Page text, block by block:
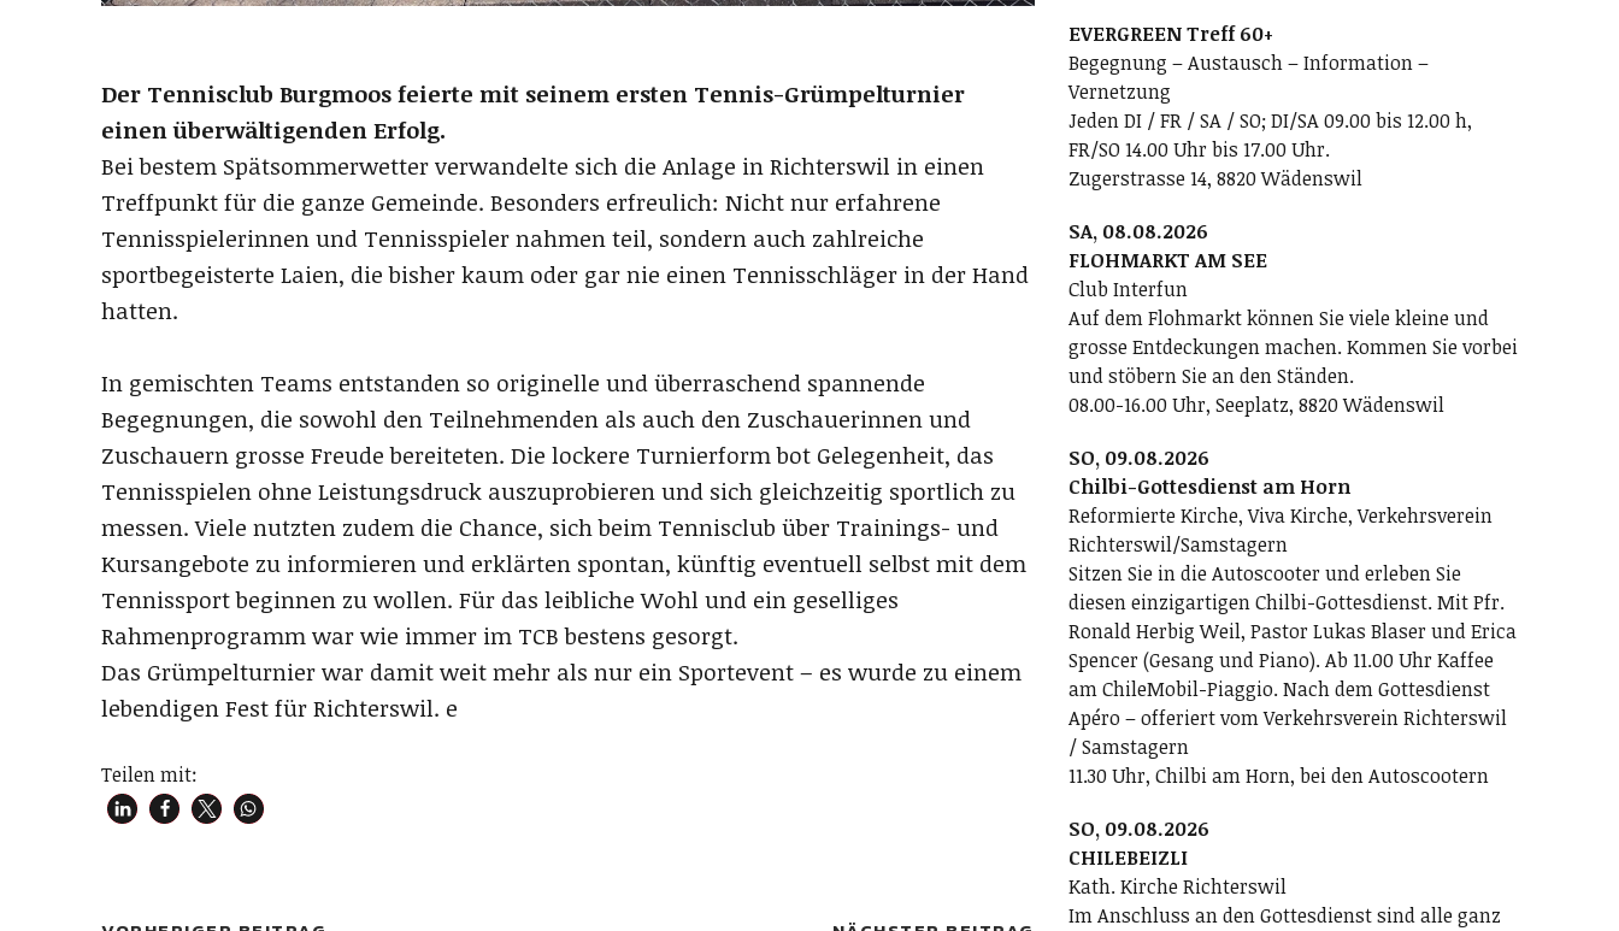
Der Tennisclub Burgmoos feierte mit seinem ersten Tennis-Grümpelturnier
einen überwältigenden Erfolg.
Bei bestem Spätsommerwetter verwandelte sich die Anlage in Richterswil in einen
Treffpunkt für die ganze Gemeinde. Besonders erfreulich: Nicht nur erfahrene
Tennisspielerinnen und Tennisspieler nahmen teil, sondern auch zahlreiche
sportbegeisterte Laien, die bisher kaum oder gar nie einen Tennisschläger in der Hand
hatten.
In gemischten Teams entstanden so originelle und überraschend spannende
Begegnungen, die sowohl den Teilnehmenden als auch den Zuschauerinnen und
Zuschauern grosse Freude bereiteten. Die lockere Turnierform bot Gelegenheit, das
Tennisspielen ohne Leistungsdruck auszuprobieren und sich gleichzeitig sportlich zu
messen. Viele nutzten zudem die Chance, sich beim Tennisclub über Trainings- und
Kursangebote zu informieren und erklärten spontan, künftig eventuell selbst mit dem
Tennissport beginnen zu wollen. Für das leibliche Wohl und ein geselliges
Rahmenprogramm war wie immer im TCB bestens gesorgt.
Das Grümpelturnier war damit weit mehr als nur ein Sportevent – es wurde zu einem
lebendigen Fest für Richterswil. e
Teilen mit:
EVERGREEN Treff 60+
Begegnung – Austausch – Information –
Vernetzung
Jeden DI / FR / SA / SO; DI/SA 09.00 bis 12.00 h,
FR/SO 14.00 Uhr bis 17.00 Uhr.
Zugerstrasse 14, 8820 Wädenswil
SA, 08.08.2026
FLOHMARKT AM SEE
Club Interfun
Auf dem Flohmarkt können Sie viele kleine und
grosse Entdeckungen machen. Kommen Sie vorbei
und stöbern Sie an den Ständen.
08.00-16.00 Uhr, Seeplatz, 8820 Wädenswil
SO, 09.08.2026
Chilbi-Gottesdienst am Horn
Reformierte Kirche, Viva Kirche, Verkehrsverein
Richterswil/Samstagern
Sitzen Sie in die Autoscooter und erleben Sie
diesen einzigartigen Chilbi-Gottesdienst. Mit Pfr.
Ronald Herbig Weil, Pastor Lukas Blaser und Erica
Spencer (Gesang und Piano). Ab 11.00 Uhr Kaffee
am ChileMobil-Piaggio. Nach dem Gottesdienst
Apéro – offeriert vom Verkehrsverein Richterswil
/ Samstagern
11.30 Uhr, Chilbi am Horn, bei den Autoscootern
SO, 09.08.2026
CHILEBEIZLI
Kath. Kirche Richterswil
Im Anschluss an den Gottesdienst sind alle ganz